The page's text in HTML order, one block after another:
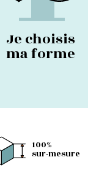
Je choisis
ma forme
100%
sur-mesure